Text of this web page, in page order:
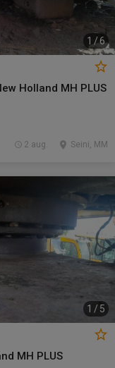
1 /6
Holland MH PLUS
Seini, MM
2 aug.
1 / 5
MH PLUS